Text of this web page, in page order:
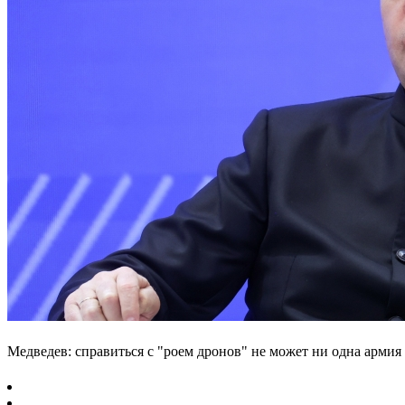
Медведев: справиться с "роем дронов" не может ни одна